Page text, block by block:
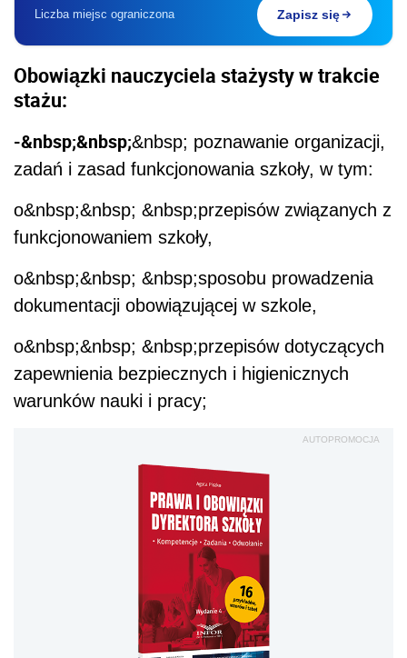
Liczba miejsc ograniczona Zapisz się
Obowiązki nauczyciela stażysty w trakcie
stażu:
-&nbsp;&nbsp;&nbsp; poznawanie organizacji,
zadań i zasad funkcjonowania szkoły, w tym:
o&nbsp;&nbsp; &nbsp;przepisów związanych z
funkcjonowaniem szkoły,
o&nbsp;&nbsp; &nbsp;sposobu prowadzenia
dokumentacji obowiązującej w szkole,
o&nbsp;&nbsp; &nbsp;przepisów dotyczących
zapewnienia bezpiecznych i higienicznych
warunków nauki i pracy;
AUTOPROMOCJA